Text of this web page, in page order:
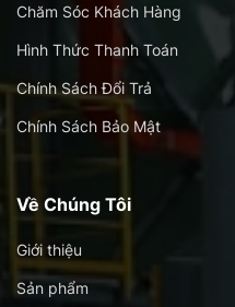
Chăm Sóc Khách Hàng
Hình Thức Thanh Toán
Chính Sách Đổi Trả
Chính Sách Bảo Mật
Về Chúng Tôi
Giới thiệu
Sản phẩm